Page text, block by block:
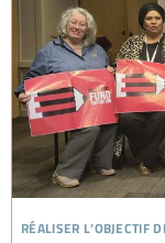
réaliser l’objectif